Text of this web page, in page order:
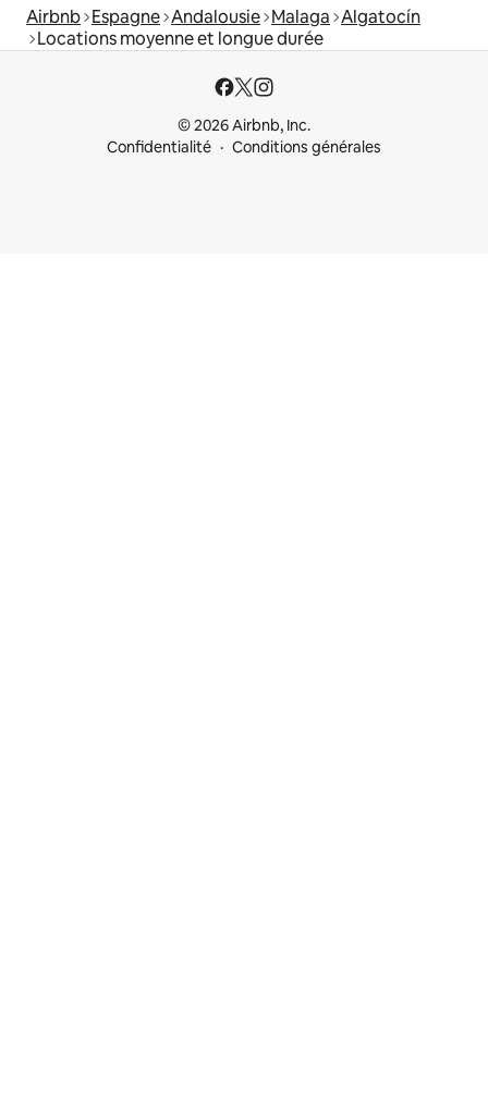
Airbnb Espagne Andalousie Malaga Algatocín
Locations moyenne et longue durée
© 2026 Airbnb, Inc.
Confidentialité
Conditions générales